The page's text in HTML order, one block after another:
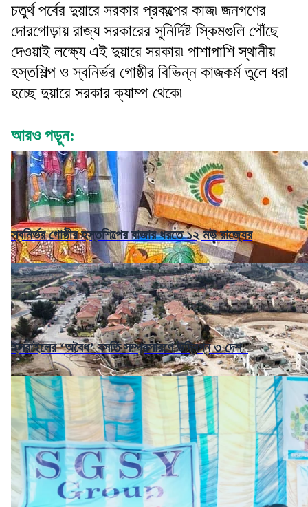
চতুর্থ পর্বের দুয়ারে সরকার প্রকল্পের কাজ৷ জনগণের
দোরগোড়ায় রাজ্য সরকারের সুনির্দিষ্ট স্কিমগুলি পৌঁছে
দেওয়াই লক্ষ্যে এই দুয়ারে সরকার৷ পাশাপাশি স্থানীয়
হস্তশিল্প ও স্বনির্ভর গোষ্ঠীর বিভিন্ন কাজকর্ম তুলে ধরা
হচ্ছে দুয়ারে সরকার ক্যাম্প থেকে৷
আরও পড়ুন:
স্বনির্ভর গোষ্ঠীর হস্তশিল্পের বাজার ধরতে ১২ মউ রাজ্যের
ইসরাইলের ‘অবৈধ’ বসতি সম্প্রসারণে উদ্বিগ্ন ৩ দেশ